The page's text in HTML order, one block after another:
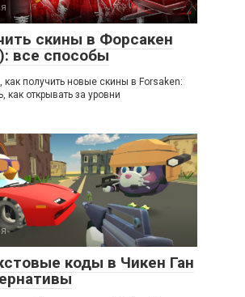
скины в Форсакен
все способы
получить новые скины в Forsaken:
как открывать за уровни
коды в Чикен Ган